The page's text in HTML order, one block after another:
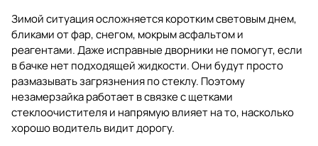
Зимой ситуация осложняется коротким световым днем,
бликами от фар, снегом, мокрым асфальтом и
реагентами. Даже исправные дворники не помогут, если
в бачке нет подходящей жидкости. Они будут просто
размазывать загрязнения по стеклу. Поэтому
незамерзайка работает в связке с щетками
стеклоочистителя и напрямую влияет на то, насколько
хорошо водитель видит дорогу.